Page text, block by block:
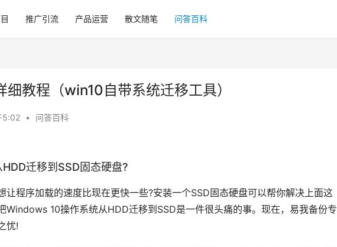
推广引流 产品运营 散文随笔 问答百科
教程（win10自带系统迁移工具）
5:02 • 问答百科
迁移到SSD固态硬盘?
让程序加载的速度比现在更快一些?安装一个SSD固态硬盘可以帮你解决上面这
Windows 10操作系统从HDD迁移到SSD是一件很头痛的事。现在，易我备份专
忧!